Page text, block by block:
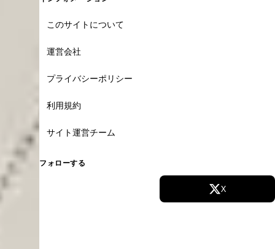
このサイトについて
運営会社
プライバシーポリシー
利用規約
サイト運営チーム
フォローする
X